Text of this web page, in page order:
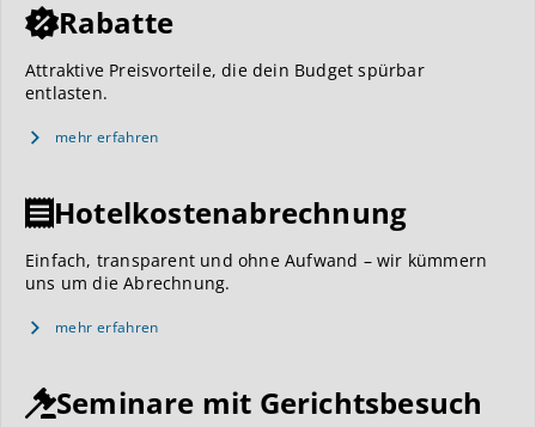
Rabatte
Attraktive Preisvorteile, die dein Budget spürbar
entlasten.
mehr erfahren
Hotelkostenabrechnung
Einfach, transparent und ohne Aufwand – wir kümmern
uns um die Abrechnung.
mehr erfahren
Seminare mit Gerichtsbesuch